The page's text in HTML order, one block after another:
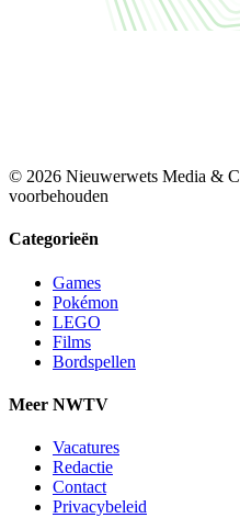
© 2026 Nieuwerwets Media &
voorbehouden
Categorieën
Games
Pokémon
LEGO
Films
Bordspellen
Meer NWTV
Vacatures
Redactie
Contact
Privacybeleid